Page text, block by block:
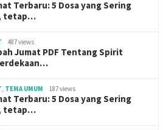
Terbaru: 5 Dosa yang Sering
tetap…
487 views
Jumat PDF Tentang Spirit
TEMA UMUM 187 views
Terbaru: 5 Dosa yang Sering
tetap…